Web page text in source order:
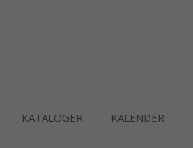
KATALOGER KALENDER